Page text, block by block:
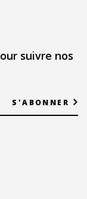
suivre nos
S'ABONNER